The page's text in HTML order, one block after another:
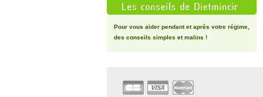
Pour vous aider pendant et après votre régime,
des conseils simples et malins !